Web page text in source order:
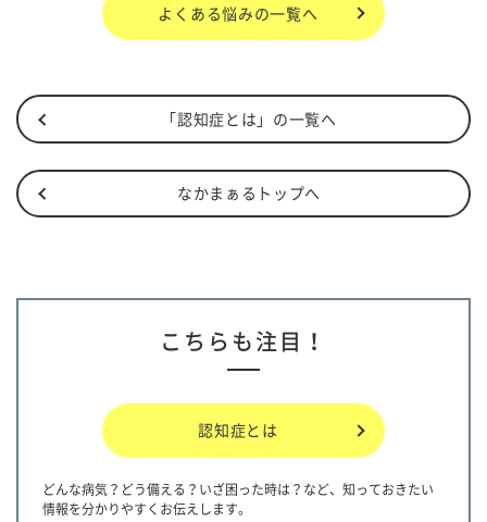
よくある悩みの一覧へ
「認知症とは」の一覧へ
なかまぁるトップへ
こちらも注目！
認知症とは
どんな病気？どう備える？いざ困った時は？など、知っておきたい
情報を分かりやすくお伝えします。